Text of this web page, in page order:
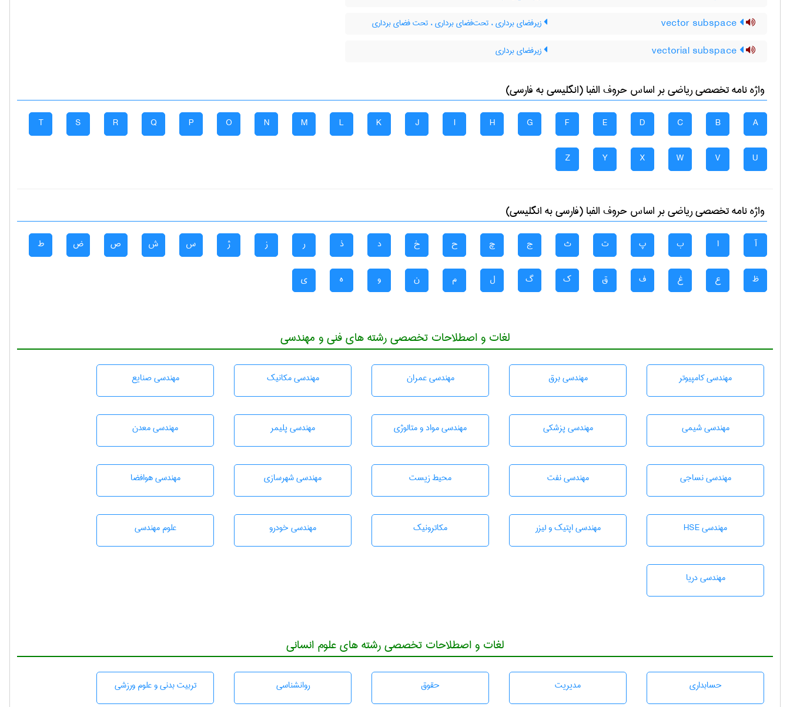
زیرفضای برداری ، تحت‌فضای برداری ، تحت فضای برداری
زیرفضای برداری
واژه نامه تخصصیرياضیبر اساس حروف الفبا (انگلیسی به فارسی)
A
B
C
D
E
F
G
H
I
J
K
L
M
N
O
P
Q
R
S
T
U
V
W
X
Y
Z
واژه نامه تخصصیرياضیبر اساس حروف الفبا (فارسی به انگلیسی)
آ ا ب پ ت ث ج چ ح خ د ذ ر ز ژ س ش ص ض ط
ظ ع غ ف ق ک گ ل م ن و ه ی
لغات و اصطلاحات تخصصی رشته های فنی و مهندسی
مهندسی كامپيوتر مهندسی برق مهندسی عمران مهندسی مکانیک مهندسی صنايع
مهندسي شيمی مهندسی پزشکی مهندسی مواد و متالوژی مهندسی پليمر مهندسی معدن
مهندسي نساجی مهندسی نفت محيط زيست مهندسی شهرسازی مهندسی هوافضا
مهندسی HSE مهندسی اپتیک و لیزر مکاترونیک مهندسی خودرو علوم مهندسی
مهندسی دریا
لغات و اصطلاحات تخصصی رشته های علوم انسانی
حسابداری مديريت حقوق روانشناسی تربيت بدنی و علوم ورزشی